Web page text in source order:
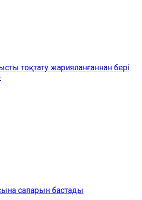
тоқтату жарияланғаннан бері
сапарын бастады